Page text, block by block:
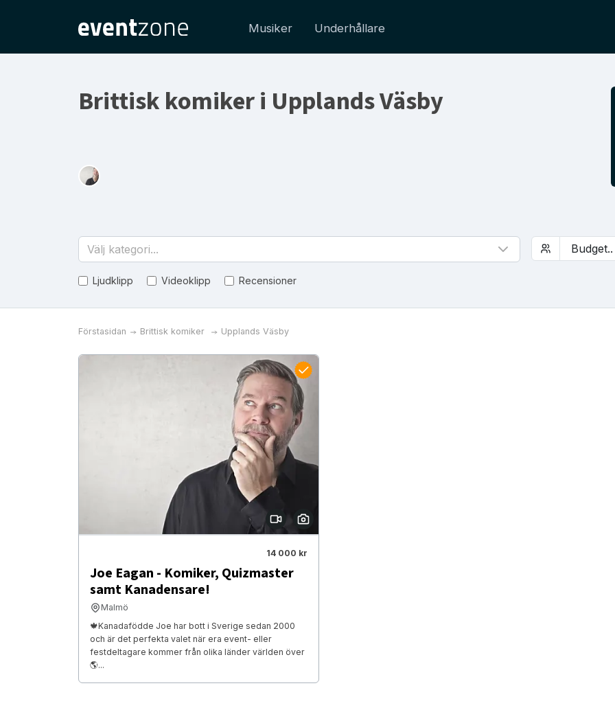
Musiker Underhållare
Brittisk komiker i Upplands Väsby
Välj kategori...
Ljudklipp Videoklipp Recensioner
Förstasidan Brittisk komiker Upplands Väsby
14 000 kr
Joe Eagan - Komiker, Quizmaster
samt Kanadensare!
Malmö
🍁Kanadafödde Joe har bott i Sverige sedan 2000
och är det perfekta valet när era event- eller
festdeltagare kommer från olika länder världen över
🌎...